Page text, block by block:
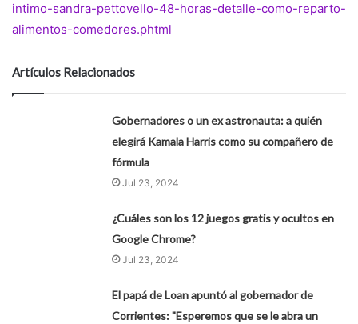
intimo-sandra-pettovello-48-horas-detalle-como-reparto-
alimentos-comedores.phtml
Artículos Relacionados
Gobernadores o un ex astronauta: a quién
elegirá Kamala Harris como su compañero de
fórmula
Jul 23, 2024
¿Cuáles son los 12 juegos gratis y ocultos en
Google Chrome?
Jul 23, 2024
El papá de Loan apuntó al gobernador de
Corrientes: "Esperemos que se le abra un